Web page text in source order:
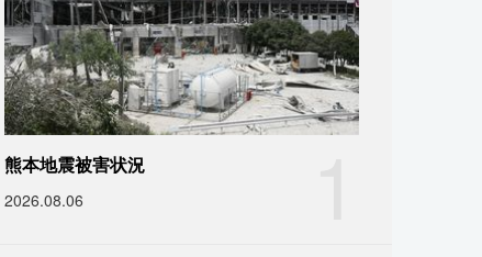
熊本地震被害状況
2026.08.06